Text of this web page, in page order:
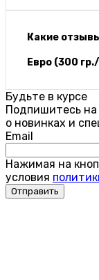
Какие
Евро (300
Будьте в курсе
Подпишитесь на
о новинках и
Email
Нажимая на
условия